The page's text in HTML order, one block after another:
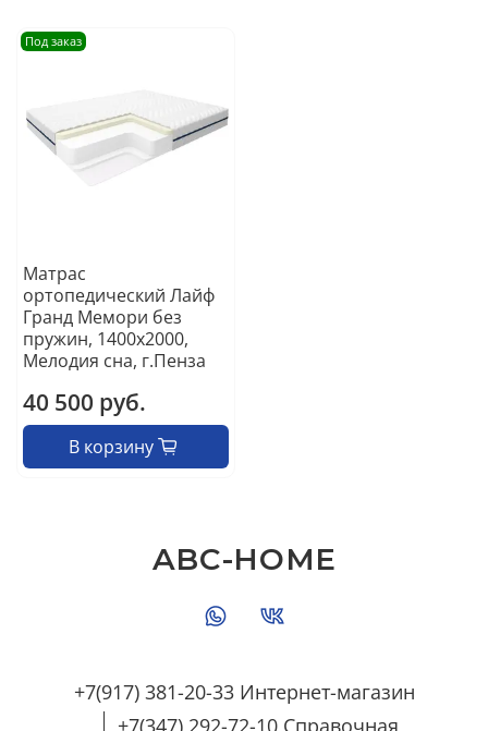
Под заказ
Матрас
ортопедический Лайф
Гранд Мемори без
пружин, 1400х2000,
Мелодия сна, г.Пенза
40 500 руб.
В корзину
+7(917) 381-20-33 Интернет-магазин
ABC-HOME